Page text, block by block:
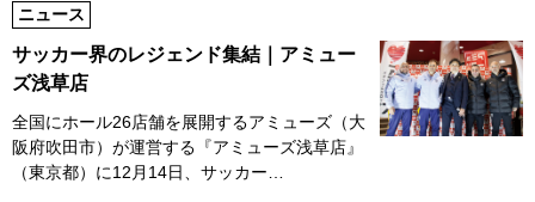
ニュース
サッカー界のレジェンド集結｜アミュー
ズ浅草店
全国にホール26店舗を展開するアミューズ（大
阪府吹田市）が運営する『アミューズ浅草店』
（東京都）に12月14日、サッカー…